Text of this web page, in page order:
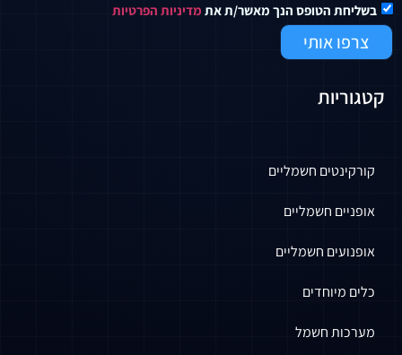
בשליחת הטופס הנך מאשר/ת את מדיניות הפרטיות
צרפו אותי
קטגוריות
קורקינטים חשמליים
אופניים חשמליים
אופנועים חשמליים
כלים מיוחדים
מערכות חשמל